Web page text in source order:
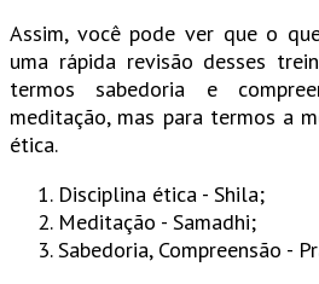
Assim, você pode ver que o
uma rápida revisão desses
termos sabedoria e
meditação, mas para termos a
ética.
Disciplina ética - Shila;
Meditação - Samadhi;
Sabedoria, Compreensão -